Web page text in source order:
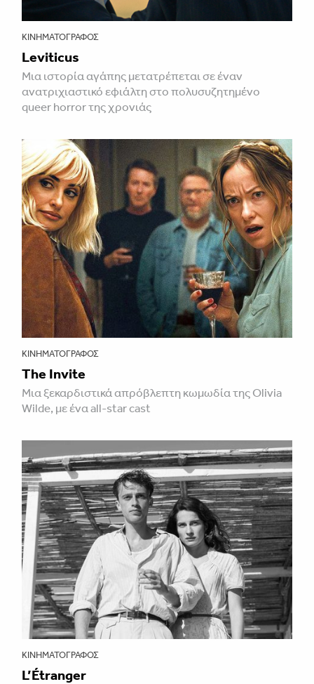
ΚΙΝΗΜΑΤΟΓΡΆΦΟΣ
Leviticus
Μια ιστορία αγάπης μετατρέπεται σε έναν
ανατριχιαστικό εφιάλτη στο πολυσυζητημένο
queer horror της χρονιάς
ΚΙΝΗΜΑΤΟΓΡΆΦΟΣ
The Invite
Μια ξεκαρδιστικά απρόβλεπτη κωμωδία της Olivia
Wilde, με ένα all-star cast
ΚΙΝΗΜΑΤΟΓΡΆΦΟΣ
L’Étranger